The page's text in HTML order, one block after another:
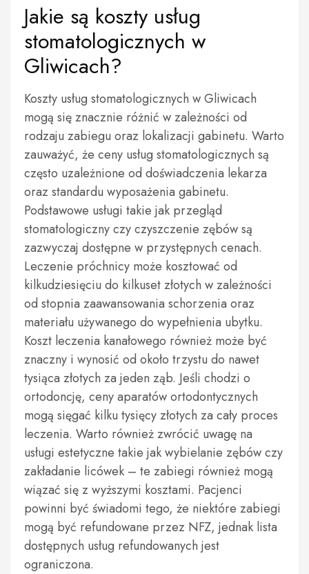
Jakie są koszty usług
stomatologicznych w
Gliwicach?
Koszty usług stomatologicznych w Gliwicach
mogą się znacznie różnić w zależności od
rodzaju zabiegu oraz lokalizacji gabinetu. Warto
zauważyć, że ceny usług stomatologicznych są
często uzależnione od doświadczenia lekarza
oraz standardu wyposażenia gabinetu.
Podstawowe usługi takie jak przegląd
stomatologiczny czy czyszczenie zębów są
zazwyczaj dostępne w przystępnych cenach.
Leczenie próchnicy może kosztować od
kilkudziesięciu do kilkuset złotych w zależności
od stopnia zaawansowania schorzenia oraz
materiału używanego do wypełnienia ubytku.
Koszt leczenia kanałowego również może być
znaczny i wynosić od około trzystu do nawet
tysiąca złotych za jeden ząb. Jeśli chodzi o
ortodoncję, ceny aparatów ortodontycznych
mogą sięgać kilku tysięcy złotych za cały proces
leczenia. Warto również zwrócić uwagę na
usługi estetyczne takie jak wybielanie zębów czy
zakładanie licówek – te zabiegi również mogą
wiązać się z wyższymi kosztami. Pacjenci
powinni być świadomi tego, że niektóre zabiegi
mogą być refundowane przez NFZ, jednak lista
dostępnych usług refundowanych jest
ograniczona.